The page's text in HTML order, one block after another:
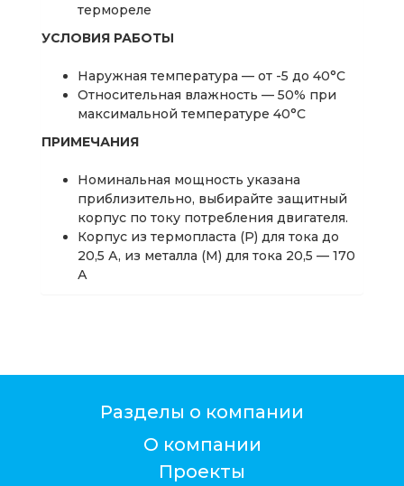
термореле
УСЛОВИЯ РАБОТЫ
Наружная температура — от -5 до 40°С
Относительная влажность — 50% при
максимальной температуре 40°C
ПРИМЕЧАНИЯ
Номинальная мощность указана
приблизительно, выбирайте защитный
корпус по току потребления двигателя.
Корпус из термопласта (Р) для тока до
20,5 А, из металла (М) для тока 20,5 — 170
А
Разделы о компании
О компании
Проекты